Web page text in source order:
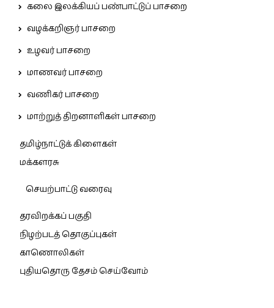
கலை இலக்கியப் பண்பாட்டுப் பாசறை
வழக்கறிஞர் பாசறை
உழவர் பாசறை
மாணவர் பாசறை
வணிகர் பாசறை
மாற்றுத் திறனாளிகள் பாசறை
தமிழ்நாட்டுக் கிளைகள்
மக்களரசு
செயற்பாட்டு வரைவு
தரவிறக்கப் பகுதி
நிழற்படத் தொகுப்புகள்
காணொலிகள்
புதியதொரு தேசம் செய்வோம்